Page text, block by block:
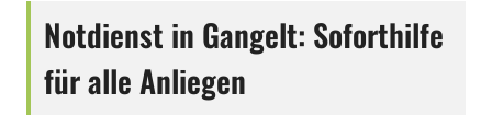
Notdienst in Gangelt: Soforthilfe
für alle Anliegen